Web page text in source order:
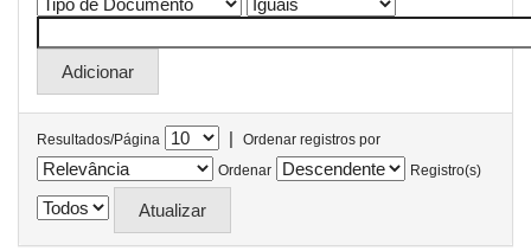
Resultados/Página |
Ordenar registros por
Ordenar
Registro(s)